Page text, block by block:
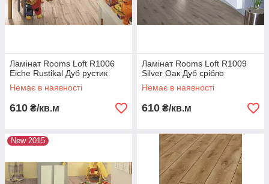
Ламінат Rooms Loft R1006
Eiche Rustikal Дуб рустик
Немає в наявності
610 ₴/кв.м
Ламінат Rooms Loft R1009
Silver Оак Дуб срібло
Немає в наявності
610 ₴/кв.м
New 2015